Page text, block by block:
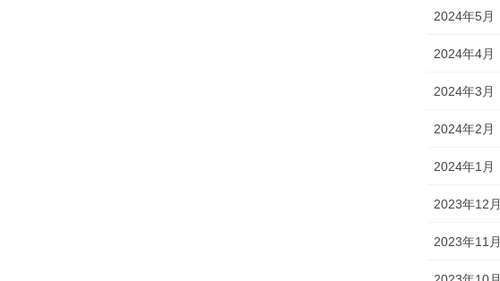
2024年5月
2024年4月
2024年3月
2024年2月
2024年1月
2023年12月
2023年11月